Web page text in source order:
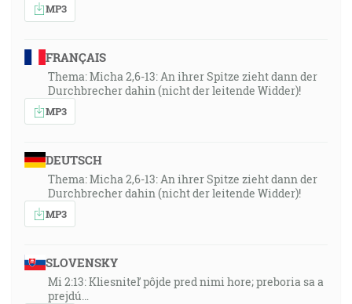
MP3
FRANÇAIS
Thema: Micha 2,6-13: An ihrer Spitze zieht dann der
Durchbrecher dahin (nicht der leitende Widder)!
MP3
DEUTSCH
Thema: Micha 2,6-13: An ihrer Spitze zieht dann der
Durchbrecher dahin (nicht der leitende Widder)!
MP3
SLOVENSKY
Mi 2:13: Kliesniteľ pôjde pred nimi hore; preboria sa a
prejdú…